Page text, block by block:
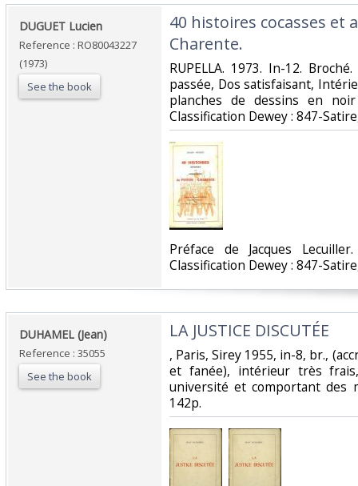
‎DUGUET Lucien‎
Reference : RO80043227
(1973)
See the book
‎40 histoires cocasses et
Charente.‎
‎RUPELLA. 1973. In-12.
passée, Dos satisfaisant,
planches de dessins en
Classification Dewey : 847-
‎Préface de Jacques
Classification Dewey : 847-
‎DUHAMEL (Jean)‎
Reference : 35055
See the book
‎LA JUSTICE DISCUTÉE‎
‎, Paris, Sirey 1955, in-8, br.,
et fanée), intérieur très
université et comportant des
142p.‎